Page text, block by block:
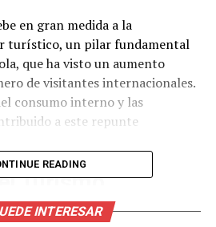
en gran medida a la
turístico, un pilar fundamental
que ha visto un aumento
de visitantes internacionales.
consumo interno y las
a este repunte
Turismo
representa aproximadamente el
READING
INTERESAR